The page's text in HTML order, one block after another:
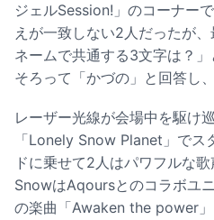
ジェルSession!」のコーナー
えが一致しない2人だったが
ネームで共通する3文字は？
そろって「かづの」と回答し
レーザー光線が会場中を駆け
「Lonely Snow Planet」でス
ドに乗せて2人はパワフルな
SnowはAqoursとのコラボユ
の楽曲「Awaken the power